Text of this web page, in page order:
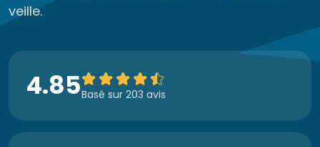
veille.
4.85Basé sur 203 avis